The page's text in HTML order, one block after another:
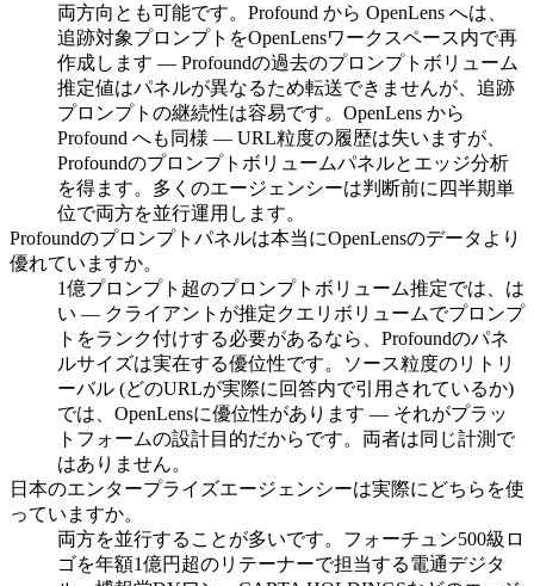
両方向とも可能です。Profound から OpenLens へは、
追跡対象プロンプトをOpenLensワークスペース内で再
作成します — Profoundの過去のプロンプトボリューム
推定値はパネルが異なるため転送できませんが、追跡
プロンプトの継続性は容易です。OpenLens から
Profound へも同様 — URL粒度の履歴は失いますが、
Profoundのプロンプトボリュームパネルとエッジ分析
を得ます。多くのエージェンシーは判断前に四半期単
位で両方を並行運用します。
Profoundのプロンプトパネルは本当にOpenLensのデータより
優れていますか。
1億プロンプト超のプロンプトボリューム推定では、は
い — クライアントが推定クエリボリュームでプロンプ
トをランク付けする必要があるなら、Profoundのパネ
ルサイズは実在する優位性です。ソース粒度のリトリ
ーバル (どのURLが実際に回答内で引用されているか)
では、OpenLensに優位性があります — それがプラッ
トフォームの設計目的だからです。両者は同じ計測で
はありません。
日本のエンタープライズエージェンシーは実際にどちらを使
っていますか。
両方を並行することが多いです。フォーチュン500級ロ
ゴを年額1億円超のリテーナーで担当する電通デジタ